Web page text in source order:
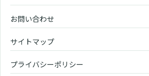
お問い合わせ
サイトマップ
プライバシーポリシー